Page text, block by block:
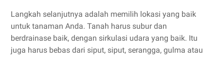
Langkah selanjutnya adalah memilih lokasi yang baik
untuk tanaman Anda. Tanah harus subur dan
berdrainase baik, dengan sirkulasi udara yang baik. Itu
juga harus bebas dari siput, siput, serangga, gulma atau